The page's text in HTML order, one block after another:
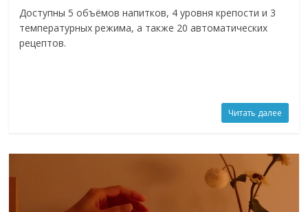
Доступны 5 объёмов напитков, 4 уровня крепости и 3
температурных режима, а также 20 автоматических
рецептов.
Читать далее